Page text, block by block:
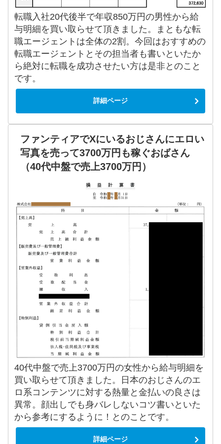
転職入社20代後半で年収850万円の男性から給
与明細を買い取らせて頂きました。まともな転
職エージェントは全体の2割。今回はおすすめの
転職エージェントとその担当者も書いといたか
ら絶対に転職を成功させたい方は是非とのこと
です。
詳細ページ
ファンティアでXにいるおじさんにエロい
写真を売って3700万円も稼ぐおばさん
（40代中盤で売上3700万円）
40代中盤で売上3700万円の女性から給与明細を
買い取らせて頂きました。日本のおじさんのエ
ロ系コンテンツに対する熱量と金払いの良さは
異常。顔出しでも身バレしないコツ書いといた
から参考にするように！とのことです。
詳細ページ